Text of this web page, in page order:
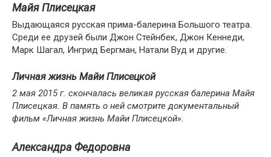
Майя Плисецкая
Выдающаяся русская прима-балерина Большого театра.
Среди ее друзей были Джон Стейнбек, Джон Кеннеди,
Марк Шагал, Ингрид Бергман, Натали Вуд и другие.
Личная жизнь Майи Плисецкой
2 мая 2015 г. скончалась великая русская балерина Майя
Плисецкая. В память о ней смотрите документальный
фильм «Личная жизнь Майи Плисецкой».
Александра Федоровна